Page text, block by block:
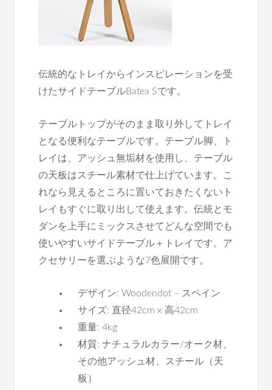
伝統的なトレイからインスピレーションを受
けたサイドテーブルBatea Sです。
テーブルトップがそのまま取り外してトレイ
となる便利なテーブルです。テーブル脚、ト
レイは、アッシュ無垢材を使用し、テーブル
の天板はスチール素材で仕上げています。こ
れなら見えるところに置いておきたくないト
レイもすぐに取り出して使えます。伝統とモ
ダンを上手にミックスさせてどんな空間でも
使いやすいサイドテーブル＋トレイです。ア
クセサリーを選ぶような7色展開です。
デザイン: Woodendot – スペイン
サイズ: 直径42cm x 高42cm
重量: 4kg
材質: ナチュラルカラー/オーク材、
その他アッシュ材、スチール（天
板）